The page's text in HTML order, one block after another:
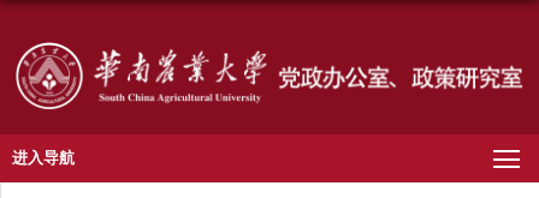
进入导航